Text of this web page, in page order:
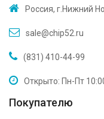
Россия, г.Нижний
sale@chip52.ru
(831) 410-44-99
Открыто: Пн-Пт
Покупателю